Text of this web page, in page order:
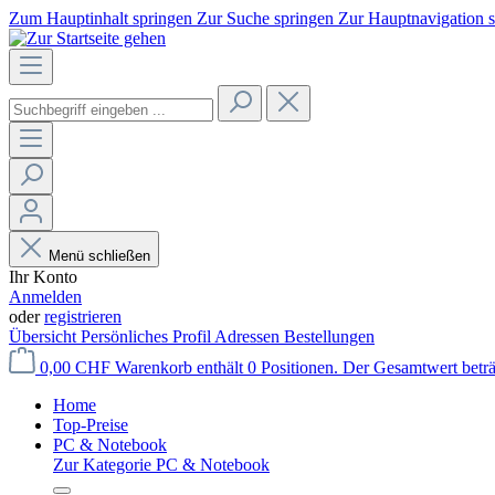
Zum Hauptinhalt springen Zur Suche springen Zur Hauptnavigation
Menü schließen
Ihr Konto
Anmelden
oderregistrieren
Übersicht Persönliches Profil Adressen Bestellungen
0,00 CHF Warenkorb enthält 0 Positionen. Der Gesamtwert
Home
Top-Preise
PC & Notebook
Zur Kategorie PC & Notebook